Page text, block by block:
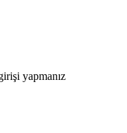
yapmanız